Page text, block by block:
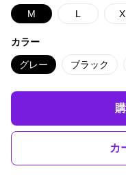
M L
カラー
グレー ブラック
カ